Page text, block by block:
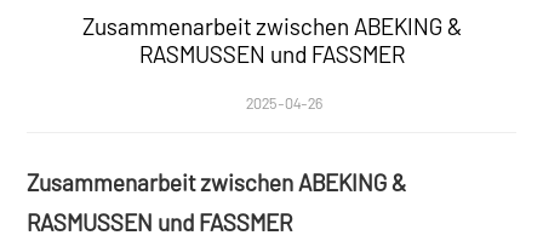
Zusammenarbeit zwischen ABEKING &
RASMUSSEN und FASSMER
2025-04-26
Zusammenarbeit zwischen ABEKING &
RASMUSSEN und FASSMER